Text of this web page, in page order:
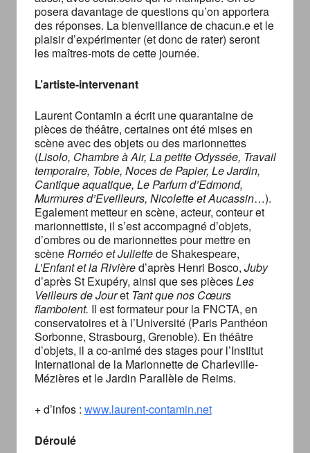
posera davantage de questions qu’on apportera
des réponses. La bienveillance de chacun.e et le
plaisir d’expérimenter (et donc de rater) seront
les maîtres-mots de cette journée.
L’artiste-intervenant
Laurent Contamin a écrit une quarantaine de
pièces de théâtre, certaines ont été mises en
scène avec des objets ou des marionnettes
(Lisolo, Chambre à Air, La petite Odyssée, Travail
temporaire, Tobie, Noces de Papier, Le Jardin,
Cantique aquatique, Le Parfum d’Edmond,
Murmures d’Eveilleurs, Nicolette et Aucassin…).
Egalement metteur en scène, acteur, conteur et
marionnettiste, il s’est accompagné d’objets,
d’ombres ou de marionnettes pour mettre en
scèneRoméo et Juliettede Shakespeare,
L’Enfant et la Rivièred’après Henri Bosco, Juby
d’après St Exupéry, ainsi que ses piècesLes
Veilleurs de Jouret Tant que nos Cœurs
flamboient. Il est formateur pour la FNCTA, en
conservatoires et à l’Université (Paris Panthéon
Sorbonne, Strasbourg, Grenoble). En théâtre
d’objets, il a co-animé des stages pour l’Institut
International de la Marionnette de Charleville-
Mézières et le Jardin Parallèle de Reims.
+ d’infos : www.laurent-contamin.net
Déroulé